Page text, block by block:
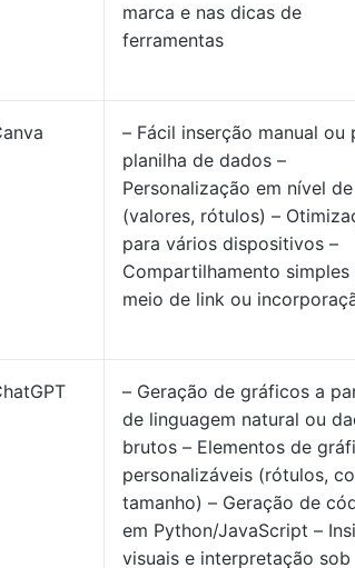
marca e nas dicas de
ferramentas
– Fácil inserção manual ou
planilha de dados –
Personalização em nível
(valores, rótulos) –
para vários dispositivos –
Compartilhamento
meio de link ou
– Geração de gráficos a
de linguagem natural ou
brutos – Elementos de
personalizáveis (rótulos,
tamanho) – Geração de
em Python/JavaScript –
visuais e interpretação sob